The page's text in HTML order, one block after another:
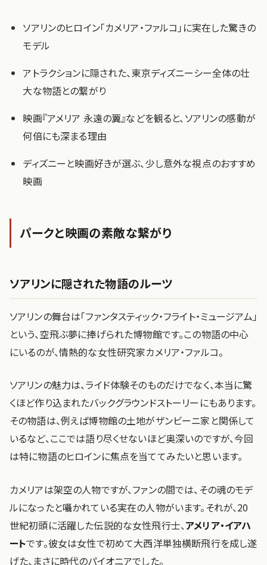
ソアリンのヒロイン「カメリア・ファルコ」に実在した驚きの
モデル
アトラクションに隠された、東京ディズニーシー全体の壮
大な物語との繋がり
映画『アメリア 永遠の翼』などを観ると、ソアリンの感動が
何倍にも深まる理由
ディズニーと映画好きが選ぶ、少し意外な視点のおすすめ
映画
パークと映画の素敵な繋がり
ソアリンに隠された物語のルーツ
ソアリンの舞台は「ファンタスティック・フライト・ミュージアム」
という、空飛ぶ夢に捧げられた博物館です。この物語の中心
にいるのが、情熱的な女性研究家カメリア・ファルコ。
ソアリンの魅力は、ライド体験そのものだけでなく、本当に驚
くほど作り込まれたバックグラウンドストーリーにもあります。
その物語は、例えば博物館の土地がザンビーニ家と関係して
いるなど、ここでは語り尽くせないほど奥深いのですが、今回
は特に物語のヒロインに焦点を当ててみたいと思います。
カメリアは架空の人物ですが、ファンの間では、その魂のモデ
ルになったと囁かれている実在の人物がいます。それが、20
世紀初頭に活躍した伝説的な女性飛行士、アメリア・イアハ
ートです。彼女は女性で初めて大西洋単独横断飛行を成し遂
げた、まさに時代のパイオニアでした。